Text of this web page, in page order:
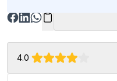
4.0